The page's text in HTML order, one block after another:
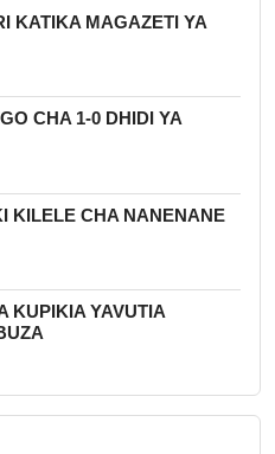
KATIKA MAGAZETI YA
CHA 1-0 DHIDI YA
KILELE CHA NANENANE
KUPIKIA YAVUTIA